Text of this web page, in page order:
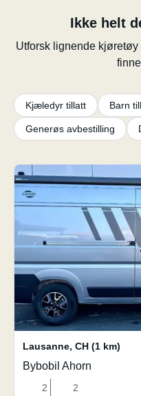
Ikke helt
Utforsk lignende
Kjæledyr tillatt Barn
Generøs avbestilling
Lausanne, CH (1 km)
Bybobil Ahorn
2 2